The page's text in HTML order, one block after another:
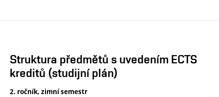
Struktura předmětů s uvedením ECTS
kreditů (studijní plán)
2. ročník, zimní semestr